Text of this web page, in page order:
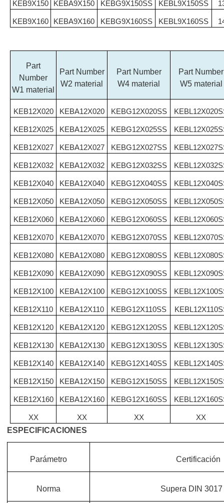
KEB9X150 KEBA9X150 KEBG9X150SS KEBL9X150SS
KEB9X160 KEBA9X160 KEBG9X160SS KEBL9X160SS
Part
Number
W1 material
Part Number
W2 material
Part Number
W4 material
Part Number
W5 material
KEB12X020 KEBA12X020 KEBG12X020SS
KEB12X025 KEBA12X025 KEBG12X025SS
KEB12X027 KEBA12X027 KEBG12X027SS
KEB12X032 KEBA12X032 KEBG12X032SS
KEB12X040 KEBA12X040 KEBG12X040SS
KEB12X050 KEBA12X050 KEBG12X050SS
KEB12X060 KEBA12X060 KEBG12X060SS
KEB12X070 KEBA12X070 KEBG12X070SS
KEB12X080 KEBA12X080 KEBG12X080SS
KEB12X090 KEBA12X090 KEBG12X090SS
KEB12X100 KEBA12X100 KEBG12X100SS
KEB12X110 KEBA12X110 KEBG12X110SS
KEB12X120 KEBA12X120 KEBG12X120SS
KEB12X130 KEBA12X130 KEBG12X130SS
KEB12X140 KEBA12X140 KEBG12X140SS
KEB12X150 KEBA12X150 KEBG12X150SS
KEB12X160 KEBA12X160 KEBG12X160SS
XX XX XX XX
ESPECIFICACIONES
Parámetro Certificación
Norma Supera DIN 3017